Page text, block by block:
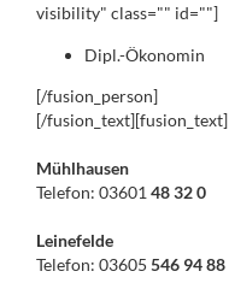
visibility" class="" id=""]
Dipl.-Ökonomin
[/fusion_person]
[/fusion_text][fusion_text]
Mühlhausen
Telefon: 03601 48 32 0
Leinefelde
Telefon: 03605 546 94 88